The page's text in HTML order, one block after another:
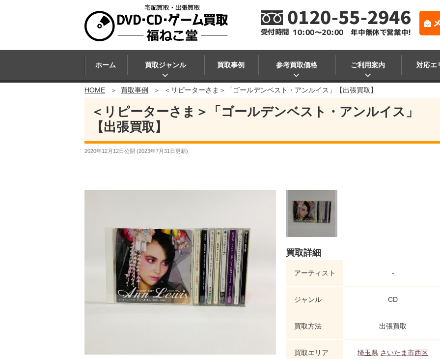
ホーム 買取ジャンル 買取事例 参考買取価格 ご利用案内 対応エ
HOME 買取事例 ＜リピーターさま＞「ゴールデンベスト・アンルイス」【出張買取】
＜リピーターさま＞「ゴールデンベスト・アンルイス」
【出張買取】
2020年12月12日公開 (2023年7月31日更新)
買取詳細
アーティスト -
ジャンル CD
買取方法 出張買取
買取エリア 埼玉県 さいたま市西区